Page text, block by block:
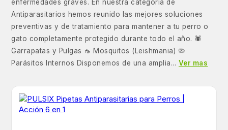
enfermedades graves. En nuestra categoría de
Antiparasitarios hemos reunido las mejores soluciones
preventivas y de tratamiento para mantener a tu perro o
gato completamente protegido durante todo el año. 🕷️
Garrapatas y Pulgas 🦟 Mosquitos (Leishmania) 🦠
Parásitos Internos Disponemos de una amplia... Ver mas